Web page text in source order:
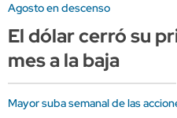
Agosto en descenso
El dólar cerró su
mes a la baja
Mayor suba semanal de las